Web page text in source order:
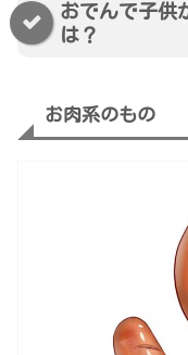
おでんで子
は？
お肉系のもの